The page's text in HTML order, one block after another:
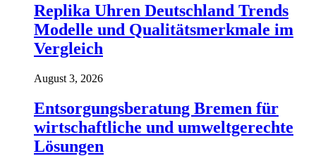
Replika Uhren Deutschland Trends
Modelle und Qualitätsmerkmale im
Vergleich
August 3, 2026
Entsorgungsberatung Bremen für
wirtschaftliche und umweltgerechte
Lösungen